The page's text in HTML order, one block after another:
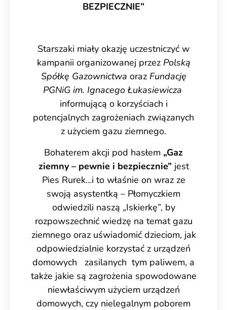
BEZPIECZNIE”
Starszaki miały okazję uczestniczyć w
kampanii organizowanej przez Polską
Spółkę Gazownictwa oraz Fundację
PGNiG im. Ignacego Łukasiewicza
informującą o korzyściach i
potencjalnych zagrożeniach związanych
z użyciem gazu ziemnego.
Bohaterem akcji pod hasłem „Gaz
ziemny – pewnie i bezpiecznie” jest
Pies Rurek…i to właśnie on wraz ze
swoją asystentką – Płomyczkiem
odwiedzili naszą „Iskierkę”, by
rozpowszechnić wiedzę na temat gazu
ziemnego oraz uświadomić dzieciom, jak
odpowiedzialnie korzystać z urządzeń
domowych zasilanych tym paliwem, a
także jakie są zagrożenia spowodowane
niewłaściwym użyciem urządzeń
domowych, czy nielegalnym poborem